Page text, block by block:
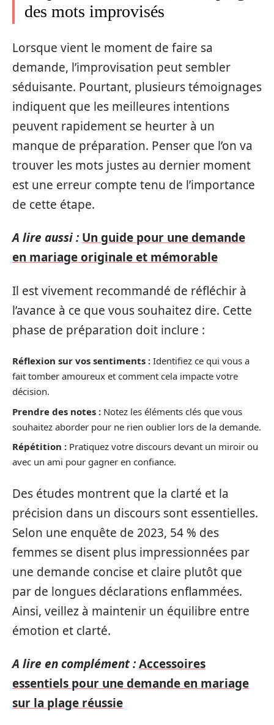
des mots improvisés
Lorsque vient le moment de faire sa
demande, l’improvisation peut sembler
séduisante. Pourtant, plusieurs témoignages
indiquent que les meilleures intentions
peuvent rapidement se heurter à un
manque de préparation. Penser que l’on va
trouver les mots justes au dernier moment
est une erreur compte tenu de l’importance
de cette étape.
A lire aussi : Un guide pour une demande
en mariage originale et mémorable
Il est vivement recommandé de réfléchir à
l’avance à ce que vous souhaitez dire. Cette
phase de préparation doit inclure :
Réflexion sur vos sentiments : Identifiez ce qui vous a
fait tomber amoureux et comment cela impacte votre
décision.
Prendre des notes : Notez les éléments clés que vous
souhaitez aborder pour ne rien oublier lors de la demande.
Répétition : Pratiquez votre discours devant un miroir ou
avec un ami pour gagner en confiance.
Des études montrent que la clarté et la
précision dans un discours sont essentielles.
Selon une enquête de 2023, 54 % des
femmes se disent plus impressionnées par
une demande concise et claire plutôt que
par de longues déclarations enflammées.
Ainsi, veillez à maintenir un équilibre entre
émotion et clarté.
A lire en complément :Accessoires
essentiels pour une demande en mariage
sur la plage réussie